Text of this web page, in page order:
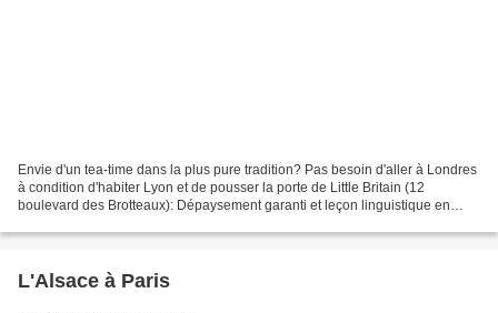
Envie d'un tea-time dans la plus pure tradition? Pas besoin d'aller à Londres
à condition d'habiter Lyon et de pousser la porte de Little Britain (12
boulevard des Brotteaux): Dépaysement garanti et leçon linguistique en
L'Alsace à Paris